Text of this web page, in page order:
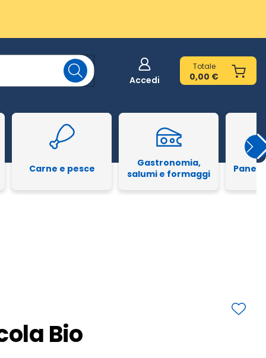
Accedi
Totale
0,00 €
Carne e pesce
Gastronomia,
salumi e formaggi
Pane
Bio